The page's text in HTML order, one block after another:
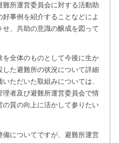
所運営委員会に対する活動助
事例を紹介することなどによ
、共助の意識の醸成を図って
全体のものとして今後に生か
た避難所の状況について詳細
ただいた取組みについては、
者及び避難所運営委員会で情
質の向上に活かして参りたい
についてですが、避難所運営